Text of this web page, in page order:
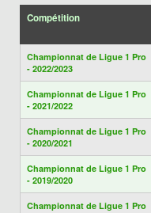
Compétition
Championnat de Ligue 1 Pro
- 2022/2023
Championnat de Ligue 1 Pro
- 2021/2022
Championnat de Ligue 1 Pro
- 2020/2021
Championnat de Ligue 1 Pro
- 2019/2020
Championnat de Ligue 1 Pro